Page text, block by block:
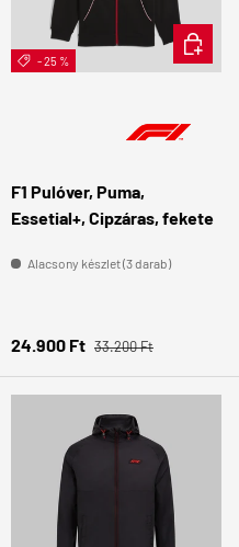
- 25 %
F1 Pulóver, Puma,
Essetial+, Cipzáras, fekete
Alacsony készlet (3 darab)
Eladási ár
24.900 Ft Normál ár
33.200 Ft